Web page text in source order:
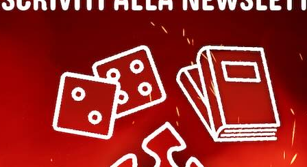
100 PEZZI XXL ravensburger DIVERTIMENTO SPETTRALE
PUZZLE 100 PEZZI XXL
SPETTRALE perfect age fit
Marca
Ravensburger
Riferimento
4005555042471
In magazzino
1 Articolo